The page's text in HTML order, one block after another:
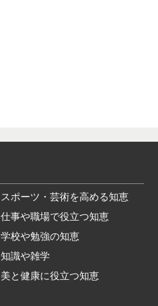
スポーツ・芸術を高める知恵
仕事や職場で役立つ知恵
学校や勉強の知恵
知識や雑学
美と健康に役立つ知恵